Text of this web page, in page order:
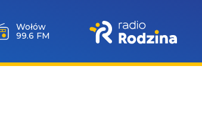
Wołów
99.6 FM